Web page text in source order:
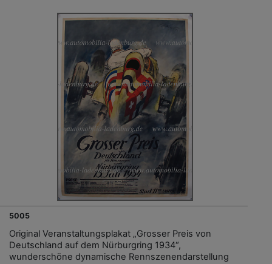
5005
Original Veranstaltungsplakat „Grosser Preis von
Deutschland auf dem Nürburgring 1934“,
wunderschöne dynamische Rennszenendarstellung